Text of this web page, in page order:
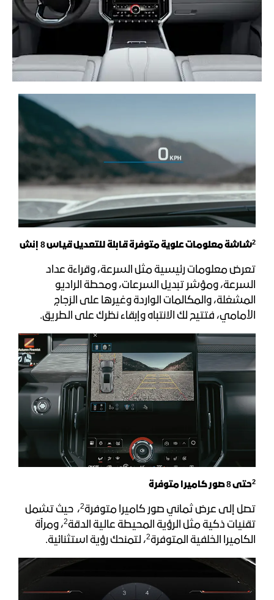
2شاشة معلومات علوية متوفرة قابلة للتعديل قياس 8 إنش
تعرض معلومات رئيسية مثل السرعة، وقراءة عداد
السرعة، ومؤشر تبديل السرعات، ومحطة الراديو
المشغلة، والمكالمات الواردة وغيرها على الزجاج
الأمامي، فتتيح لك الانتباه وإبقاء نظرك على الطريق.
2حتى 8 صور كاميرا متوفرة
تصل إلى عرض ثماني صور كاميرا متوفرة2، حيث تشمل
تقنيات ذكية مثل الرؤية المحيطة عالية الدقة2، ومرآة
الكاميرا الخلفية المتوفرة2، لتمنحك رؤية استثنائية.